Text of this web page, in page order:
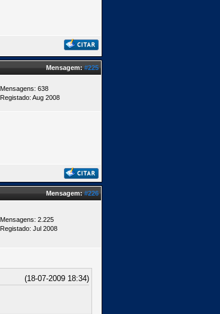
Mensagem:#225
Mensagens: 638
Registado: Aug 2008
Mensagem:#226
Mensagens: 2.225
Registado: Jul 2008
(18-07-2009 18:34)